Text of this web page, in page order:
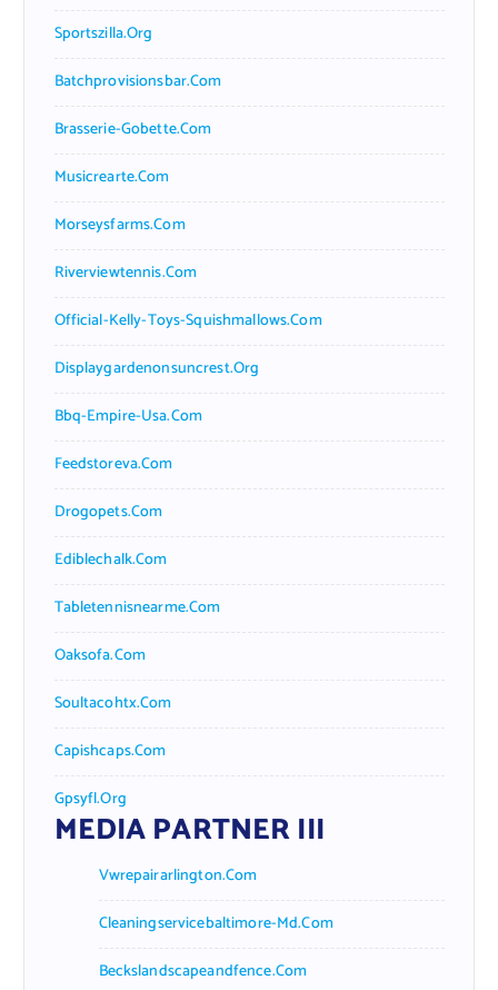
Sportszilla.org
Batchprovisionsbar.com
Brasserie-Gobette.com
Musicrearte.com
Morseysfarms.com
Riverviewtennis.com
Official-Kelly-Toys-Squishmallows.com
Displaygardenonsuncrest.org
Bbq-Empire-Usa.com
Feedstoreva.com
Drogopets.com
Ediblechalk.com
Tabletennisnearme.com
Oaksofa.com
Soultacohtx.com
Capishcaps.com
Gpsyfl.org
MEDIA PARTNER III
Vwrepairarlington.com
Cleaningservicebaltimore-Md.com
Beckslandscapeandfence.com